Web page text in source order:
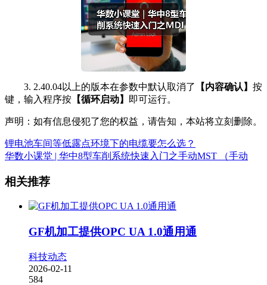
3. 2.40.04以上的版本在参数中默认取消了 【内容确认】 按
键，输入程序按 【循环启动】 即可运行。
声明：如有信息侵犯了您的权益，请告知，本站将立刻删除。
锂电池车间等低露点环境下的电缆要怎么选？
华数小课堂 | 华中8型车削系统快速入门之手动MST （手动
相关推荐
GF机加工提供OPC UA 1.0通用通
科技动态
2026-02-11
584